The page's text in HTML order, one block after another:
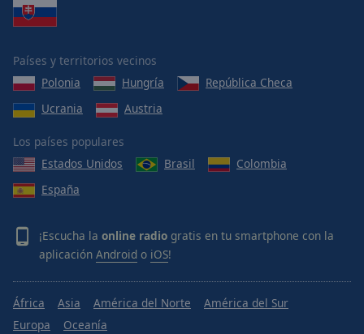
Países y territorios vecinos
Polonia
Hungría
República Checa
Ucrania
Austria
Los países populares
Estados Unidos
Brasil
Colombia
España
¡Escucha la online radio gratis en tu smartphone con la
aplicación Android o iOS!
África Asia América del Norte
América del Sur
Europa
Oceanía